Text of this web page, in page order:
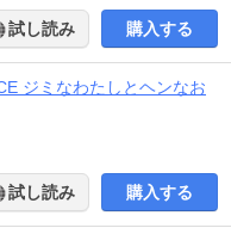
試し読み 購入する
ジミなわたしとヘンなお
試し読み 購入する